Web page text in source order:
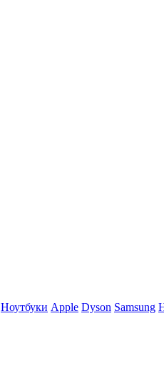
Ноутбуки Apple Dyson Samsung